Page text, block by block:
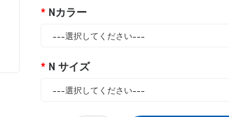
Nカラー
N サイズ